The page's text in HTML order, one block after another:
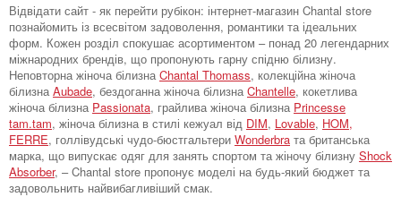
Відвідати сайт - як перейти рубікон: інтернет-магазин Chantal store
познайомить із всесвітом задоволення, романтики та ідеальних
форм. Кожен розділ спокушає асортиментом – понад 20 легендарних
міжнародних брендів, що пропонують гарну спідню білизну.
Неповторна жіноча білизна Chantal Thomass, колекційна жіноча
білизна Aubade, бездоганна жіноча білизна Chantelle, кокетлива
жіноча білизна Passionata, грайлива жіноча білизна Princesse
tam.tam, жіноча білизна в стилі кежуал від DIM, Lovable, HOM,
FERRE, голлівудські чудо-бюстгальтери Wonderbra та британська
марка, що випускає одяг для занять спортом та жіночу білизну Shock
Absorber, – Chantal store пропонує моделі на будь-який бюджет та
задовольнить найвибагливіший смак.